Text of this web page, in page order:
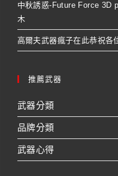
中秋誘惑-Future Force 3D
木
高爾夫武器瘋子在此恭祝各
推薦武器
武器分類
品牌分類
武器心得